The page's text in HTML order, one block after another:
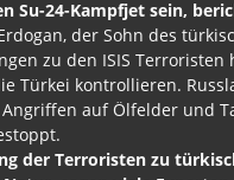
Su-24-Kampfjet sein,
der Sohn des
zu den ISIS Terroristen
Türkei kontrollieren.
auf Ölfelder und
der Terroristen zu